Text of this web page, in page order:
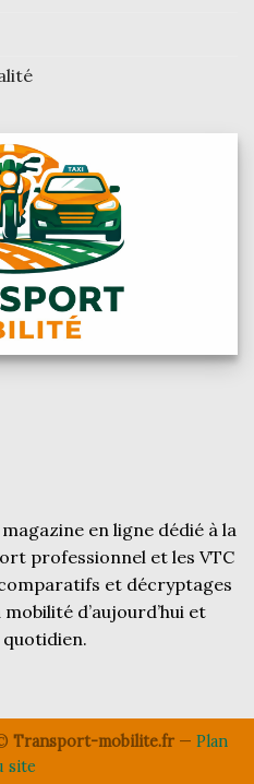
en ligne dédié à la
professionnel et les VTC
et décryptages
d’aujourd’hui et
Transport-mobilite.fr— Plan
site